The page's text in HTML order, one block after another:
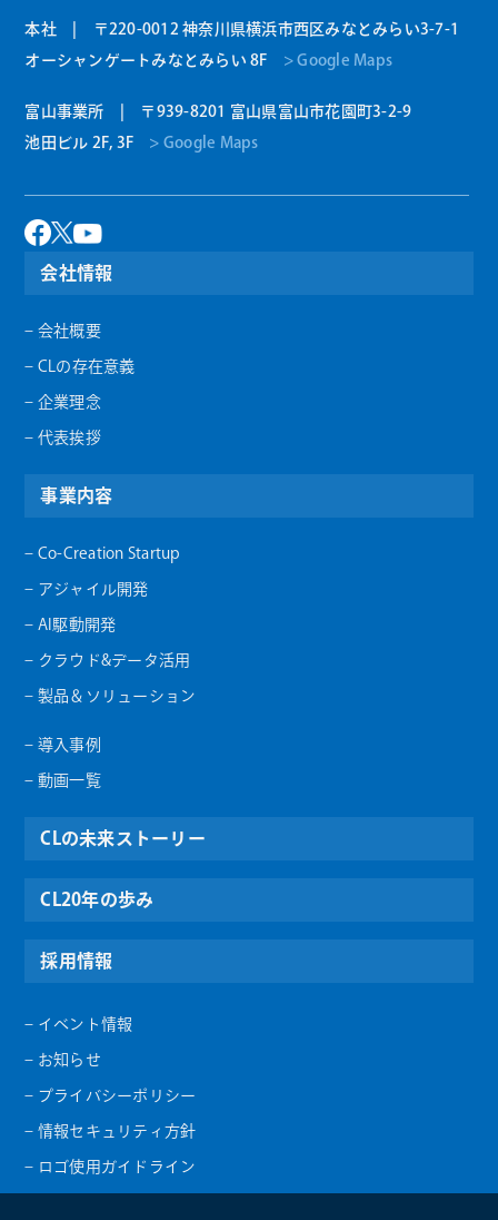
本社 | 〒220-0012 神奈川県横浜市西区みなとみらい3-7-1
オーシャンゲートみなとみらい 8F > Google Maps
富山事業所 | 〒939-8201 富山県富山市花園町3-2-9
池田ビル 2F, 3F > Google Maps
会社情報
– 会社概要
– CLの存在意義
– 企業理念
– 代表挨拶
事業内容
– Co-Creation Startup
– アジャイル開発
– AI駆動開発
– クラウド&データ活用
– 製品＆ソリューション
– 導入事例
– 動画一覧
CLの未来ストーリー
CL20年の歩み
採用情報
– イベント情報
– お知らせ
– プライバシーポリシー
– 情報セキュリティ方針
– ロゴ使用ガイドライン